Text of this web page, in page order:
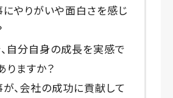
にやりがいや面白さを感じ
、自分自身の成長を実感で
りますか？
が、会社の成功に貢献して